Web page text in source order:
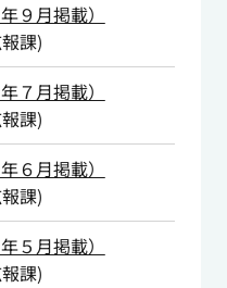
９月掲載）
課)
７月掲載）
課)
６月掲載）
課)
５月掲載）
課)